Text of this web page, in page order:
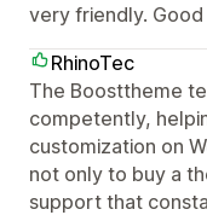
very friendly.
RhinoTec
The Boosttheme
competently,
customization on
not only to buy a
support that